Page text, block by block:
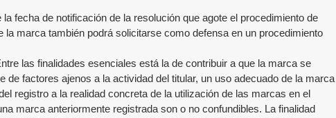
fecha de notificación de la resolución que agote el procedimiento de
marca también podrá solicitarse como defensa en un procedimiento
las finalidades esenciales está la de contribuir a que la marca se
factores ajenos a la actividad del titular, un uso adecuado de la marca
registro a la realidad concreta de la utilización de las marcas en el
marca anteriormente registrada son o no confundibles. La finalidad